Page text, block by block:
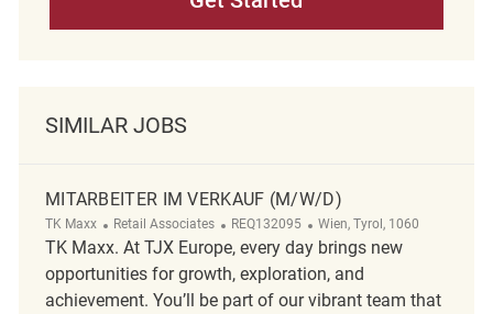
SIMILAR JOBS
MITARBEITER IM VERKAUF (M/W/D)
TK Maxx Category
Retail Associates ReqId
REQ132095 Location
Wien, Tyrol, 1060
TK Maxx. At TJX Europe, every day brings new
opportunities for growth, exploration, and
achievement. You’ll be part of our vibrant team that